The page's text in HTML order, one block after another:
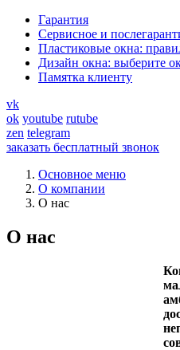
Гарантия
Cервисное и
Пластиковые окна:
Дизайн окна: выберите
Памятка клиенту
vk
ok youtube rutube
zen telegram
заказать бесплатный звонок
Основное меню
О компании
О нас
О нас